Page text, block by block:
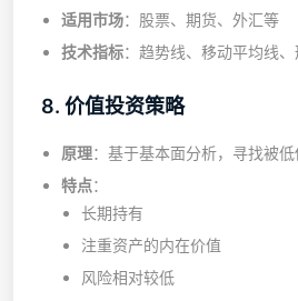
适用市场：股票、期货、外汇等
技术指标：趋势线、移动平均线
8. 价值投资策略
原理：基于基本面分析，寻找被
特点：
长期持有
注重资产的内在价值
风险相对较低